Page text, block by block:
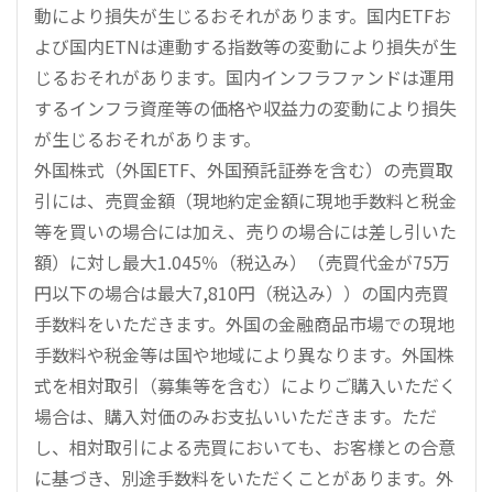
動により損失が生じるおそれがあります。国内ETFお
よび国内ETNは連動する指数等の変動により損失が生
じるおそれがあります。国内インフラファンドは運用
するインフラ資産等の価格や収益力の変動により損失
が生じるおそれがあります。
外国株式（外国ETF、外国預託証券を含む）の売買取
引には、売買金額（現地約定金額に現地手数料と税金
等を買いの場合には加え、売りの場合には差し引いた
額）に対し最大1.045％（税込み）（売買代金が75万
円以下の場合は最大7,810円（税込み））の国内売買
手数料をいただきます。外国の金融商品市場での現地
手数料や税金等は国や地域により異なります。外国株
式を相対取引（募集等を含む）によりご購入いただく
場合は、購入対価のみお支払いいただきます。ただ
し、相対取引による売買においても、お客様との合意
に基づき、別途手数料をいただくことがあります。外